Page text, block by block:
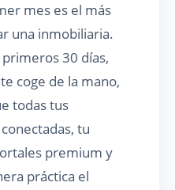
mes es el más
una inmobiliaria.
30 días,
coge de la mano,
todas tus
tu
premium y
práctica el